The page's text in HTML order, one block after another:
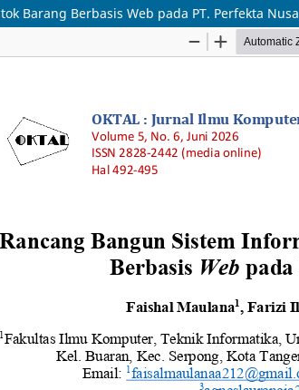
Barang Berbasis Web pada PT. Perfekta Nusa